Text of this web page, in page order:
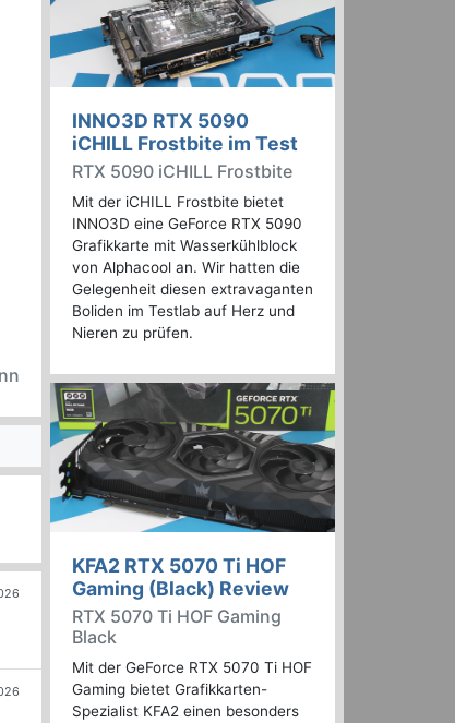
INNO3D RTX 5090
iCHILL Frostbite im Test
RTX 5090 iCHILL Frostbite
Mit der iCHILL Frostbite bietet
INNO3D eine GeForce RTX 5090
Grafikkarte mit Wasserkühlblock
von Alphacool an. Wir hatten die
Gelegenheit diesen extravaganten
Boliden im Testlab auf Herz und
Nieren zu prüfen.
KFA2 RTX 5070 Ti HOF
Gaming (Black) Review
RTX 5070 Ti HOF Gaming
Black
Mit der GeForce RTX 5070 Ti HOF
Gaming bietet Grafikkarten-
Spezialist KFA2 einen besonders